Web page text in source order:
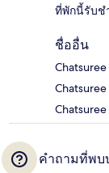
ที่พักนี้รับช
ชื่ออื่น
คำถามที่พบ